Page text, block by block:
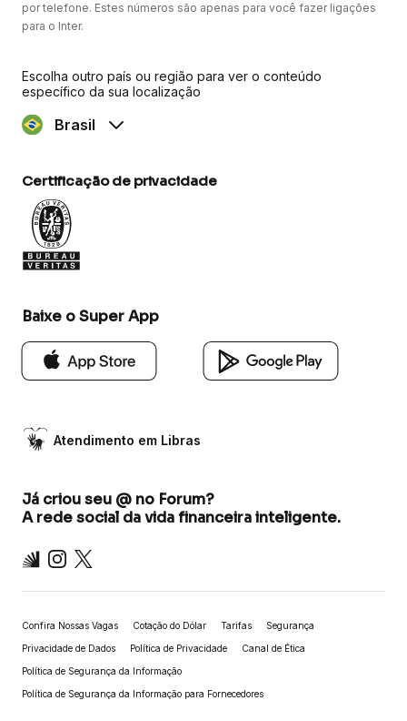
por telefone. Estes números são apenas para você fazer ligações
para o Inter.
Escolha outro país ou região para ver o conteúdo
específico da sua localização
Brasil
Certificação de privacidade
Baixe o Super App
Atendimento em Libras
Já criou seu @ no Forum?
A rede social da vida financeira inteligente.
Inter Instagram
X
Confira Nossas Vagas Cotação do Dólar Tarifas Segurança
Privacidade de Dados Política de Privacidade Canal de Ética
Política de Segurança da Informação
Política de Segurança da Informação para Fornecedores